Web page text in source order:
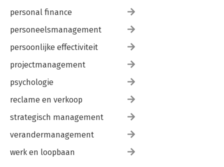
personal finance
personeelsmanagement
persoonlijke effectiviteit
projectmanagement
psychologie
reclame en verkoop
strategisch management
verandermanagement
werk en loopbaan